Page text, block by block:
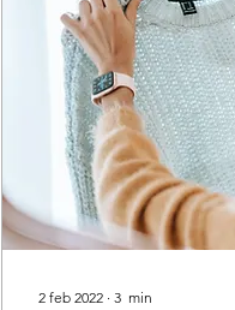
2 feb 2022 ∙ 3 min